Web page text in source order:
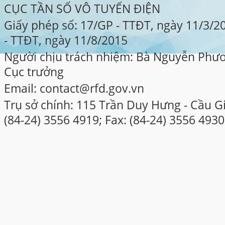
CỤC TẦN SỐ VÔ TUYẾN ĐIỆN
Giấy phép số: 17/GP - TTĐT, ngày 11/3/
- TTĐT, ngày 11/8/2015
Người chịu trách nhiệm: Bà Nguyễn
Cục trưởng
Email: contact@rfd.gov.vn
Trụ sở chính: 115 Trần Duy Hưng - Cầu
(84-24) 3556 4919; Fax: (84-24) 3556 4930